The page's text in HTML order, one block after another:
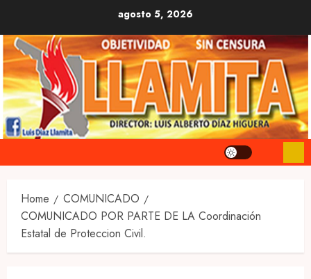
content
agosto 5, 2026
Home
COMUNICADO
COMUNICADO POR PARTE DE LA Coordinación
Estatal de Proteccion Civil.